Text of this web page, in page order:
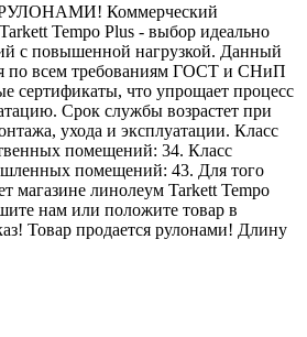
Коммерческий
Tempo Plus - выбор идеально
с повышенной нагрузкой. Данный
по всем требованиям ГОСТ и СНиП
сертификаты, что упрощает процесс
Срок службы возрастет при
ухода и эксплуатации. Класс
помещений: 34. Класс
помещений: 43. Для того
магазине линолеум Tarkett Tempo
нам или положите товар в
Товар продается рулонами! Длину